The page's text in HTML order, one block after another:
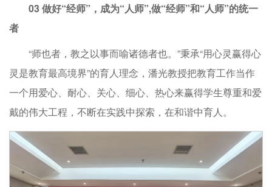
03 做好“经师”，成为“人师”,做“经师”和“人师”的统一
者
“师也者，教之以事而喻诸德者也。”秉承“用心灵赢得心
灵是教育最高境界”的育人理念，潘光教授把教育工作当作
一个用爱心、耐心、关心、细心、热心来赢得学生尊重和爱
戴的伟大工程，不断在实践中探索，在和谐中育人。